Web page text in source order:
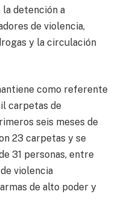
detención a
de violencia,
y la circulación
como referente
carpetas de
seis meses de
23 carpetas y se
31 personas, entre
violencia
de alto poder y